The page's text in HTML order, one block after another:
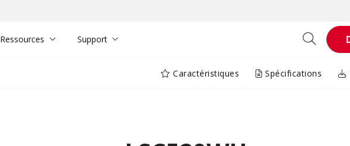
Ressources Support
Caractéristiques Spécifications